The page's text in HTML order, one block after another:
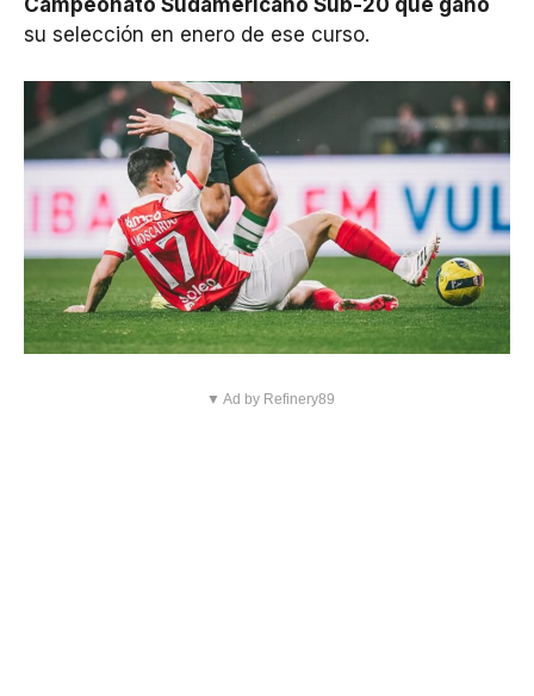
Campeonato Sudamericano Sub-20 que ganó
su selección en enero de ese curso.
▼ Ad by Refinery89